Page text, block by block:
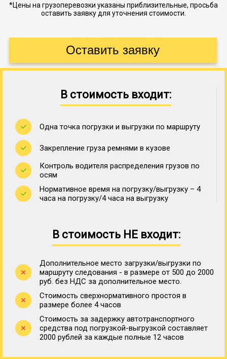
*Цены на грузоперевозки указаны приблизительные, просьба
оставить заявку для уточнения стоимости.
В стоимость входит:
Одна точка погрузки и выгрузки по маршруту
Закрепление груза ремнями в кузове
Контроль водителя распределения грузов по
осям
Нормативное время на погрузку/выгрузку – 4
часа на погрузку/4 часа на выгрузку
В стоимость НЕ входит:
Дополнительное место загрузки/выгрузки по
маршруту следования - в размере от 500 до 2000
руб. без НДС за дополнительное место.
Стоимость сверхнормативного простоя в
размере более 4 часов
Стоимость за задержку автотранспортного
средства под погрузкой-выгрузкой составляет
2000 рублей за каждые полные 12 часов